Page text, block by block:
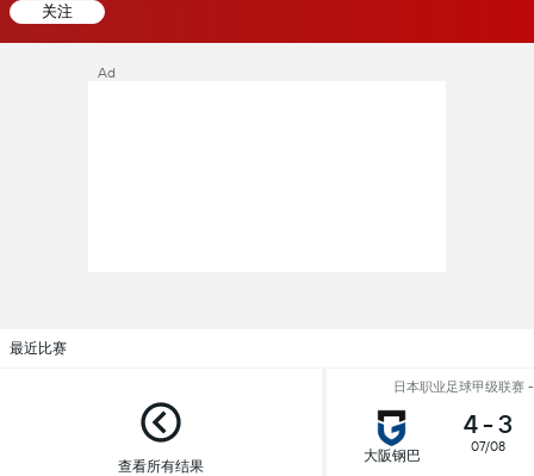
关注
Ad
最近比赛
查看所有结果
日本职业足球甲级联赛 -
大阪钢巴
4- 3
07/08